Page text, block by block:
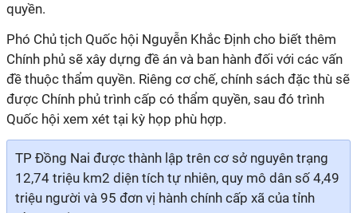
quyền.
Phó Chủ tịch Quốc hội Nguyễn Khắc Định cho biết thêm
Chính phủ sẽ xây dựng đề án và ban hành đối với các vấn
đề thuộc thẩm quyền. Riêng cơ chế, chính sách đặc thù sẽ
được Chính phủ trình cấp có thẩm quyền, sau đó trình
Quốc hội xem xét tại kỳ họp phù hợp.
TP Đồng Nai được thành lập trên cơ sở nguyên trạng
12,74 triệu km2 diện tích tự nhiên, quy mô dân số 4,49
triệu người và 95 đơn vị hành chính cấp xã của tỉnh